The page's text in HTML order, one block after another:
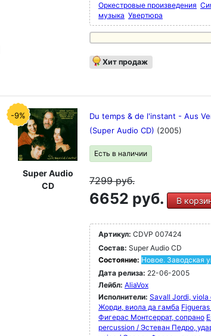
Оркестровые произведения
музыка Увертюра
Хит продаж
-9%
Super Audio
CD
Du temps & de l'instant - Aus
(Super Audio CD) (2005)
Есть в наличии
7299руб.
6652 руб. В
Артикул: CDVP 007424
Состав: Super Audio CD
Состояние: Новое. Заводская
Дата релиза: 22-06-2005
Лейбл: AliaVox
Исполнители: Savall Jordi, viola
Жорди, виола да гамба
Фигерас Монтсеррат, сопрано
percussion / Эстеван Педро,